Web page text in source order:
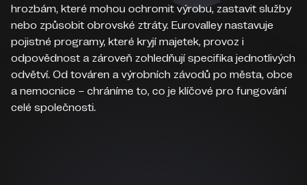
hrozbám, které mohou ochromit výrobu, zastavit služby
nebo způsobit obrovské ztráty. Eurovalley nastavuje
pojistné programy, které kryjí majetek, provoz i
odpovědnost a zároveň zohledňují specifika jednotlivých
odvětví. Od továren a výrobních závodů po města, obce
a nemocnice – chráníme to, co je klíčové pro fungování
celé společnosti.